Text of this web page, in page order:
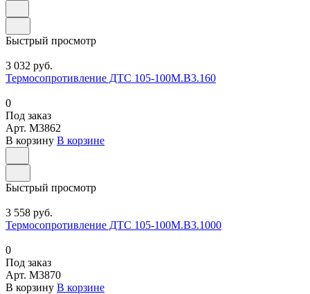
Быстрый просмотр
3 032 руб.
Термосопротивление ДТС 105-100М.В3.160
0
Под заказ
Арт. M3862
В корзину В корзине
Быстрый просмотр
3 558 руб.
Термосопротивление ДТС 105-100М.В3.1000
0
Под заказ
Арт. M3870
В корзину В корзине